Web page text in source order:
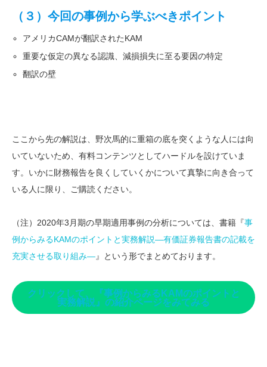
（３）今回の事例から学ぶべきポイント
アメリカCAMが翻訳されたKAM
重要な仮定の異なる認識、減損損失に至る要因の特定
翻訳の壁
ここから先の解説は、野次馬的に重箱の底を突くような人には向
いていないため、有料コンテンツとしてハードルを設けていま
す。いかに財務報告を良くしていくかについて真摯に向き合って
いる人に限り、ご購読ください。
（注）2020年3月期の早期適用事例の分析については、書籍『事
例からみるKAMのポイントと実務解説―有価証券報告書の記載を
充実させる取り組み―』という形でまとめております。
クリックして、『事例からみるKAMのポイントと
実務解説』の紹介ページをみてみる